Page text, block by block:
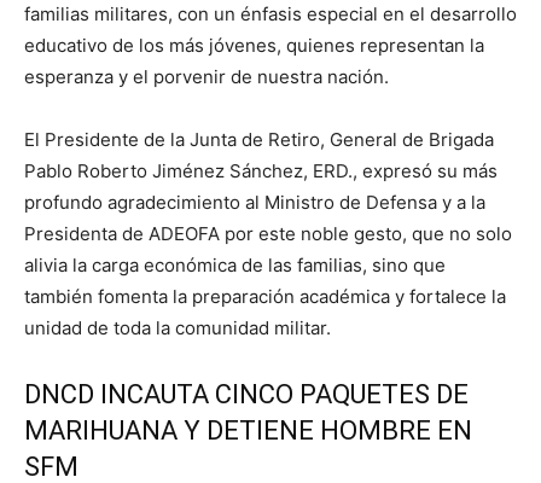
familias militares, con un énfasis especial en el desarrollo
educativo de los más jóvenes, quienes representan la
esperanza y el porvenir de nuestra nación.
El Presidente de la Junta de Retiro, General de Brigada
Pablo Roberto Jiménez Sánchez, ERD., expresó su más
profundo agradecimiento al Ministro de Defensa y a la
Presidenta de ADEOFA por este noble gesto, que no solo
alivia la carga económica de las familias, sino que
también fomenta la preparación académica y fortalece la
unidad de toda la comunidad militar.
DNCD INCAUTA CINCO PAQUETES DE
MARIHUANA Y DETIENE HOMBRE EN
SFM